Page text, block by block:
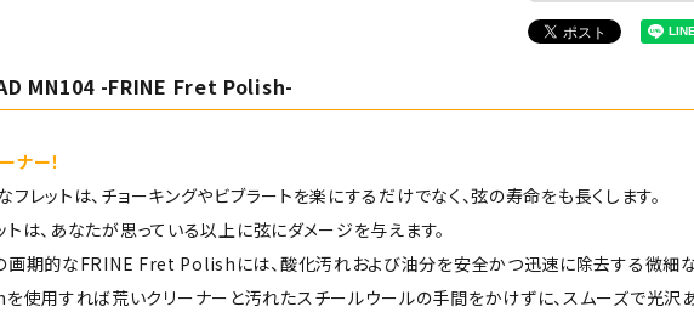
MN104 -FRINE Fret Polish-
ナー！
フレットは、チョーキングやビブラートを楽にするだけでなく、弦の寿命をも長くします。
トは、あなたが思っている以上に弦にダメージを与えます。
画期的なFRINE Fret Polishには、酸化汚れおよび油分を安全かつ迅速に除去する微細
用すれば荒いクリーナーと汚れたスチールウールの手間をかけずに、スムーズで光沢あ